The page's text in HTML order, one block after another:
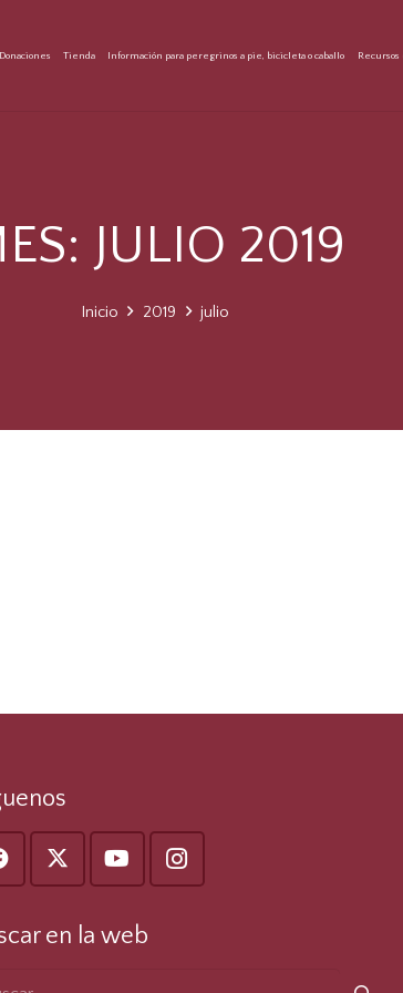
Tienda Información para peregrinos a pie, bicicleta o caballo Recursos
JULIO 2019
Inicio 2019 julio
en la web